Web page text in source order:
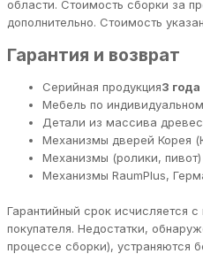
области. Стоимость сборки за
дополнительно. Стоимость
Гарантия и возврат
Серийная продукция3 года
Мебель по
Детали из массива
Механизмы дверей Корея
Механизмы (ролики, пивот)
Механизмы RaumPlus,
Гарантийный срок исчисляется
покупателя. Недостатки,
процессе сборки), устраняются